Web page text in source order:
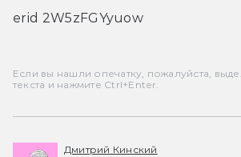
erid 2W5zFGYyuow
Если вы нашли опечатку, пожалуйста,
текста и нажмите Ctrl+Enter.
Дмитрий Кинский